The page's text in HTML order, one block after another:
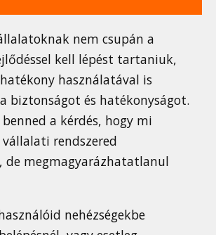
nem csupán a
kell lépést tartaniuk,
használatával is
biztonságot és hatékonyságot.
a kérdés, hogy mi
rendszered
de megmagyarázhatatlanul
nehézségekbe